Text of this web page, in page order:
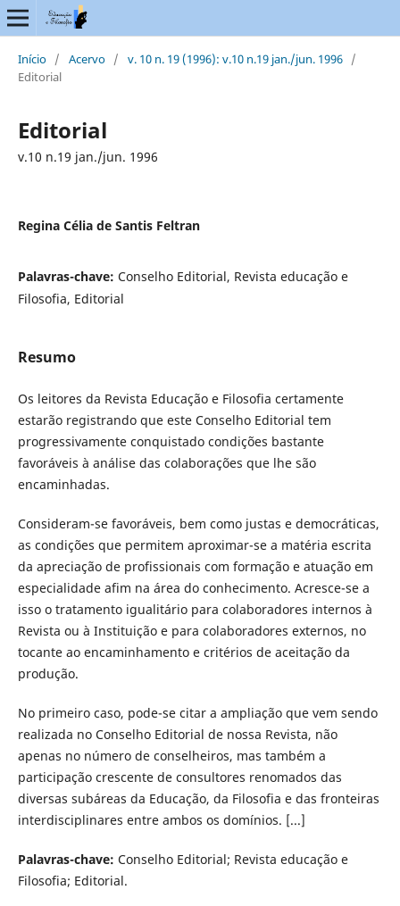
Início / Acervo / v. 10 n. 19 (1996): v.10 n.19 jan./jun. 1996 /
Editorial
Editorial
v.10 n.19 jan./jun. 1996
Regina Célia de Santis Feltran
Palavras-chave: Conselho Editorial, Revista educação e
Filosofia, Editorial
Resumo
Os leitores da Revista Educação e Filosofia certamente
estarão registrando que este Conselho Editorial tem
progressivamente conquistado condições bastante
favoráveis à análise das colaborações que lhe são
encaminhadas.
Consideram-se favoráveis, bem como justas e democráticas,
as condições que permitem aproximar-se a matéria escrita
da apreciação de profissionais com formação e atuação em
especialidade afim na área do conhecimento. Acresce-se a
isso o tratamento igualitário para colaboradores internos à
Revista ou à Instituição e para colaboradores externos, no
tocante ao encaminhamento e critérios de aceitação da
produção.
No primeiro caso, pode-se citar a ampliação que vem sendo
realizada no Conselho Editorial de nossa Revista, não
apenas no número de conselheiros, mas também a
participação crescente de consultores renomados das
diversas subáreas da Educação, da Filosofia e das fronteiras
interdisciplinares entre ambos os domínios. [...]
Palavras-chave: Conselho Editorial; Revista educação e
Filosofia; Editorial.